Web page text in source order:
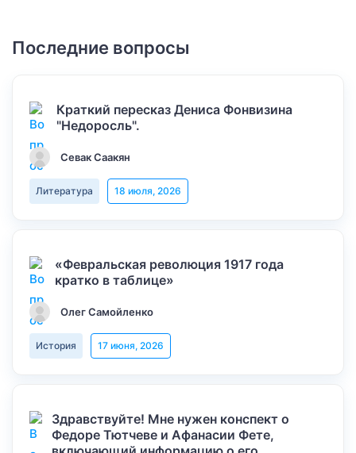
Последние вопросы
Краткий пересказ Дениса Фонвизина
"Недоросль".
Севак Саакян
Литература 18 июля, 2026
«Февральская революция 1917 года
кратко в таблице»
Олег Самойленко
История 17 июня, 2026
Здравствуйте! Мне нужен конспект о
Федоре Тютчеве и Афанасии Фете,